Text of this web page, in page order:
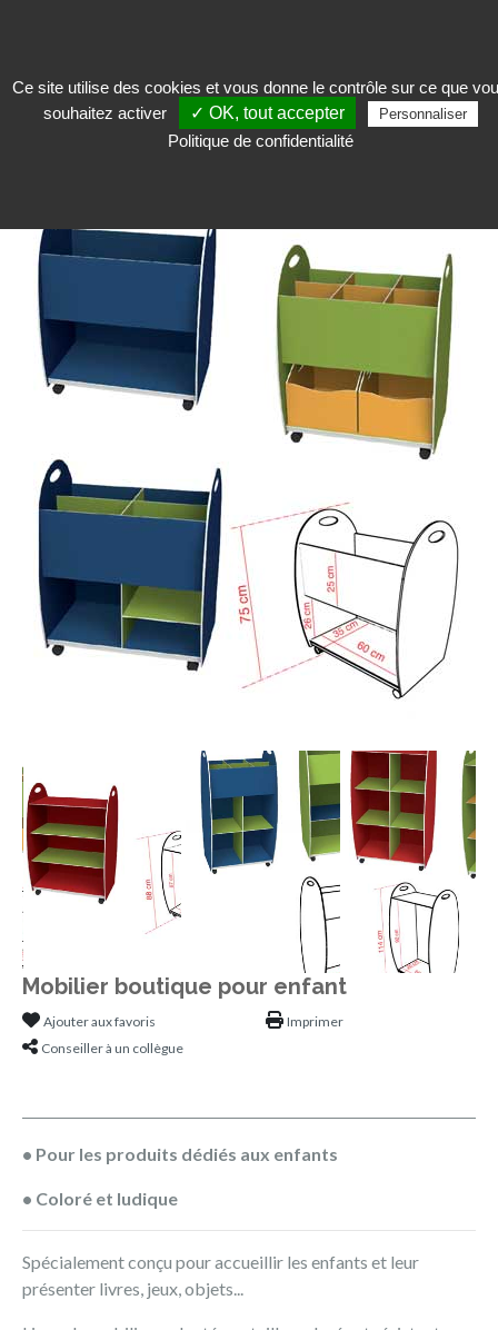
Accueillir>Mobilier boutique> Autre accessoire>Mobilier boutique pour
Mobilier boutique pour enfant
Ajouter aux favoris
Conseiller à un collègue
Imprimer
• Pour les produits dédiés aux enfants
• Coloré et ludique
Spécialement conçu pour accueillir les enfants et leur
présenter livres, jeux, objets...
Ce site utilise des cookies et vous donne le contrôle sur ce que
souhaitez activer
✓ OK, tout accepter Personnaliser
Politique de confidentialité